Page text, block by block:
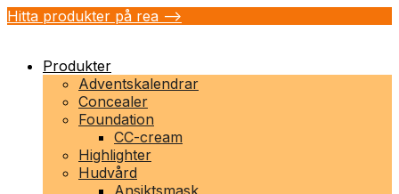
Hitta produkter på rea -->
Produkter
Adventskalendrar
Concealer
Foundation
CC-cream
Highlighter
Hudvård
Ansiktsmask